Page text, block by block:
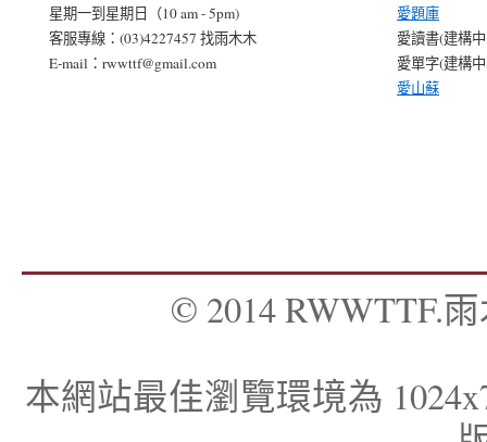
星期一到星期日（10 am - 5pm)
客服專線：(03)4227457 找雨木木
E-mail：rwwttf@gmail.com
愛題庫
愛讀書(建構
愛單字(建構
愛山蘇
© 2014 RWWTTF.
本網站最佳瀏覽環境為